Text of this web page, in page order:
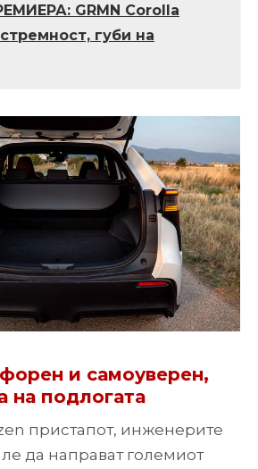
GRMN Corolla
губи на
и самоуверен,
на подлогата
пристапот, инженерите
да направат големиот